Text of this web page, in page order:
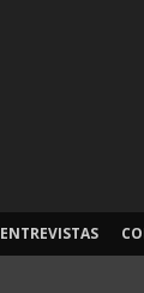
ENTREVISTAS